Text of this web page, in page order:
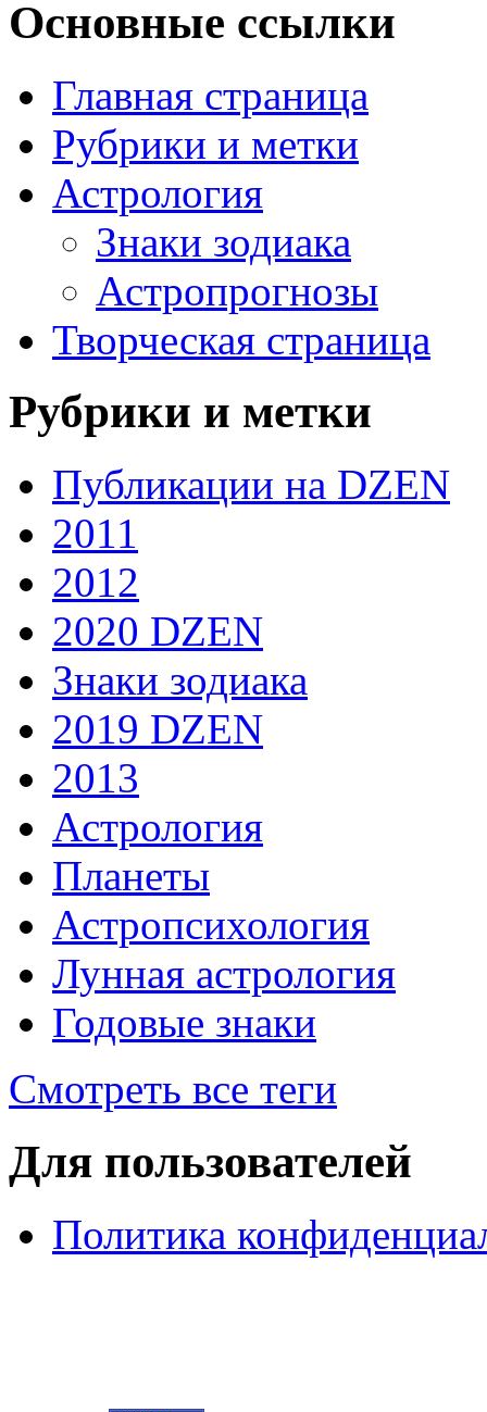
Основные ссылки
Главная страница
Рубрики и метки
Астрология
Знаки зодиака
Астропрогнозы
Творческая страница
Рубрики и метки
Публикации на DZEN
2011
2012
2020 DZEN
Знаки зодиака
2019 DZEN
2013
Астрология
Планеты
Астропсихология
Лунная астрология
Годовые знаки
Смотреть все теги
Для пользователей
Политика